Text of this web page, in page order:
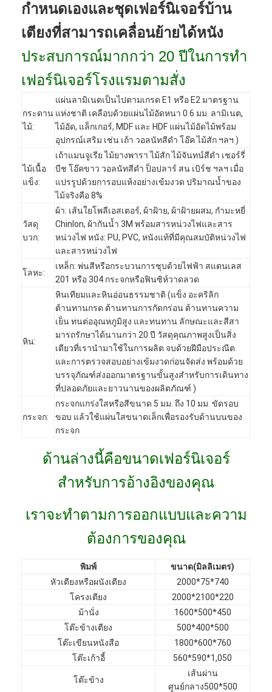
หน้าแรก
สินค้า
VR Show
เกี่ยวกับเรา
ทัวร์โรงงาน
การควบคุมคุณภาพ
คำถามที่พบบ่อย
พูดคุยกันตอนนี้
กำหนดเองและชุดเฟอร์นิเจอร์บ้าน
เตียงที่สามารถเคลื่อนย้ายได้หนัง
ประสบการณ์มากกว่า 20 ปีในการทำ
เฟอร์นิเจอร์โรงแรมตามสั่ง
กระดาน
ไม้:
แผ่นลามิเนตเป็นไปตามเกรด E1 หรือ E2 มาตรฐาน
แห่งชาติ เคลือบด้วยแผ่นไม้อัดหนา 0.6 มม. ลามิเนต,
ไม้อัด, แล็กเกอร์, MDF และ HDF แผ่นไม้อัดไม้พร้อม
อุปกรณ์เสริม เช่น เถ้า วอลนัทสีดำ โอ๊ค ไม้สัก ฯลฯ )
ไม้เนื้อ
แข็ง:
เถ้าแมนจูเรีย ไม้ยางพารา ไม้สัก ไม้จันทน์สีดำ เชอร์รี่
บีช โอ๊คขาว วอลนัทสีดำ ป็อปลาร์ สน เบิร์ช ฯลฯ เมื่อ
แปรรูปด้วยการอบแห้งอย่างเข้มงวด ปริมาณน้ำของ
ไม้จริงคือ 8%
วัสดุ
บวก:
ผ้า: เส้นใยโพลีเอสเตอร์, ผ้าฝ้าย, ผ้าฝ้ายผสม, กำมะหยี่
Chinlon, ผ้ากันน้ำ 3M พร้อมสารหน่วงไฟและสาร
หน่วงไฟ หนัง: PU, PVC, หนังแท้ที่มีคุณสมบัติหน่วงไฟ
และสารหน่วงไฟ
โลหะ:
เหล็ก: พ่นสีหรือกระบวนการชุบด้วยไฟฟ้า สแตนเลส
201 หรือ 304 กระจกหรือฟินซิห์วาดลวด
หิน:
หินเทียมและหินอ่อนธรรมชาติ (แข็ง อะคริลิก
ต้านทานกรด ต้านทานการกัดกร่อน ต้านทานความ
เย็น ทนต่ออุณหภูมิสูง และทนทาน ลักษณะและสีสา
มารถรักษาได้นานกว่า 20 ปี วัสดุคุณภาพสูงเป็นสิ่ง
เดียวที่เรานำมาใช้ในการผลิต จบด้วยฝีมือประณีต
และการตรวจสอบอย่างเข้มงวดก่อนจัดส่ง พร้อมด้วย
บรรจุภัณฑ์ส่งออกมาตรฐานขั้นสูงสำหรับการเดินทาง
ที่ปลอดภัยและยาวนานของผลิตภัณฑ์ )
กระจก:
กระจกแกร่งใสหรือสีขนาด 5 มม. ถึง 10 มม. ขัดรอบ
ขอบ แล้วใช้แผ่นใสขนาดเล็กเพื่อรองรับด้านบนของ
กระจก
ด้านล่างนี้คือขนาดเฟอร์นิเจอร์
สำหรับการอ้างอิงของคุณ
เราจะทำตามการออกแบบและความ
ต้องการของคุณ
พิมพ์
ขนาด(มิลลิเมตร)
หัวเตียงหรือผนังเตียง
2000*75*740
โครงเตียง
2000*2100*220
ม้านั่ง
1600*500*450
โต๊ะข้างเตียง
500*400*500
โต๊ะเขียนหนังสือ
1800*600*760
โต๊ะเก้าอี้
560*590*1,050
โต๊ะข้าง
เส้นผ่าน
ศูนย์กลาง500*500